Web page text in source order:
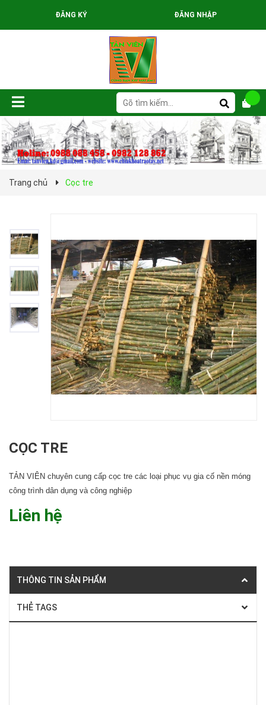
ĐĂNG KÝ ĐĂNG NHẬP
Trang chủ Cọc tre
CỌC TRE
TẢN VIÊN chuyên cung cấp cọc tre các loại phục vụ gia cố nền móng
công trình dân dụng và công nghiệp
Liên hệ
THÔNG TIN SẢN PHẨM
THẺ TAGS